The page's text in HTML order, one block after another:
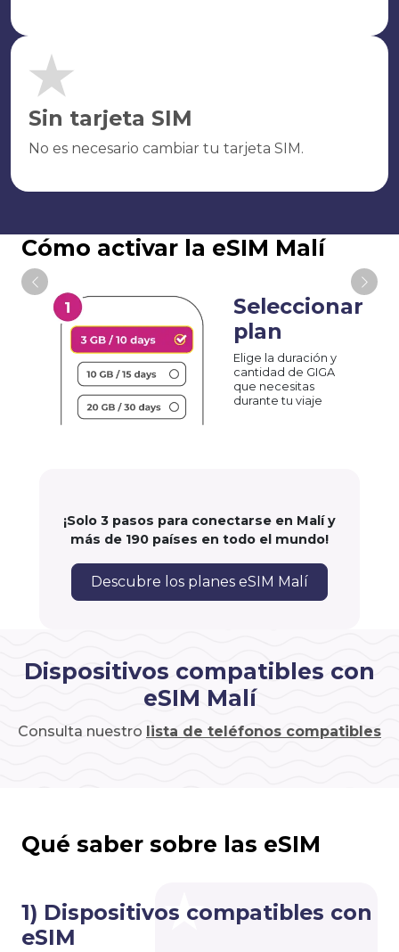
Sin tarjeta SIM
No es necesario cambiar tu tarjeta SIM.
Cómo activar la eSIM Malí
Seleccionar
plan
Elige la duración y
cantidad de GIGA
que necesitas
durante tu viaje
¡Solo 3 pasos para conectarse en Malí y
más de 190 países en todo el mundo!
Descubre los planes eSIM Malí
Dispositivos compatibles con
eSIM Malí
Consulta nuestro lista de teléfonos compatibles
Qué saber sobre las eSIM
1) Dispositivos compatibles con
eSIM